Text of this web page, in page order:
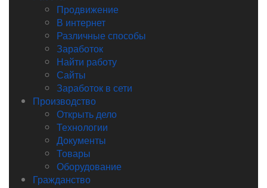
Продвижение
В интернет
Различные способы
Заработок
Найти работу
Сайты
Заработок в сети
Производство
Открыть дело
Технологии
Документы
Товары
Оборудование
Гражданство